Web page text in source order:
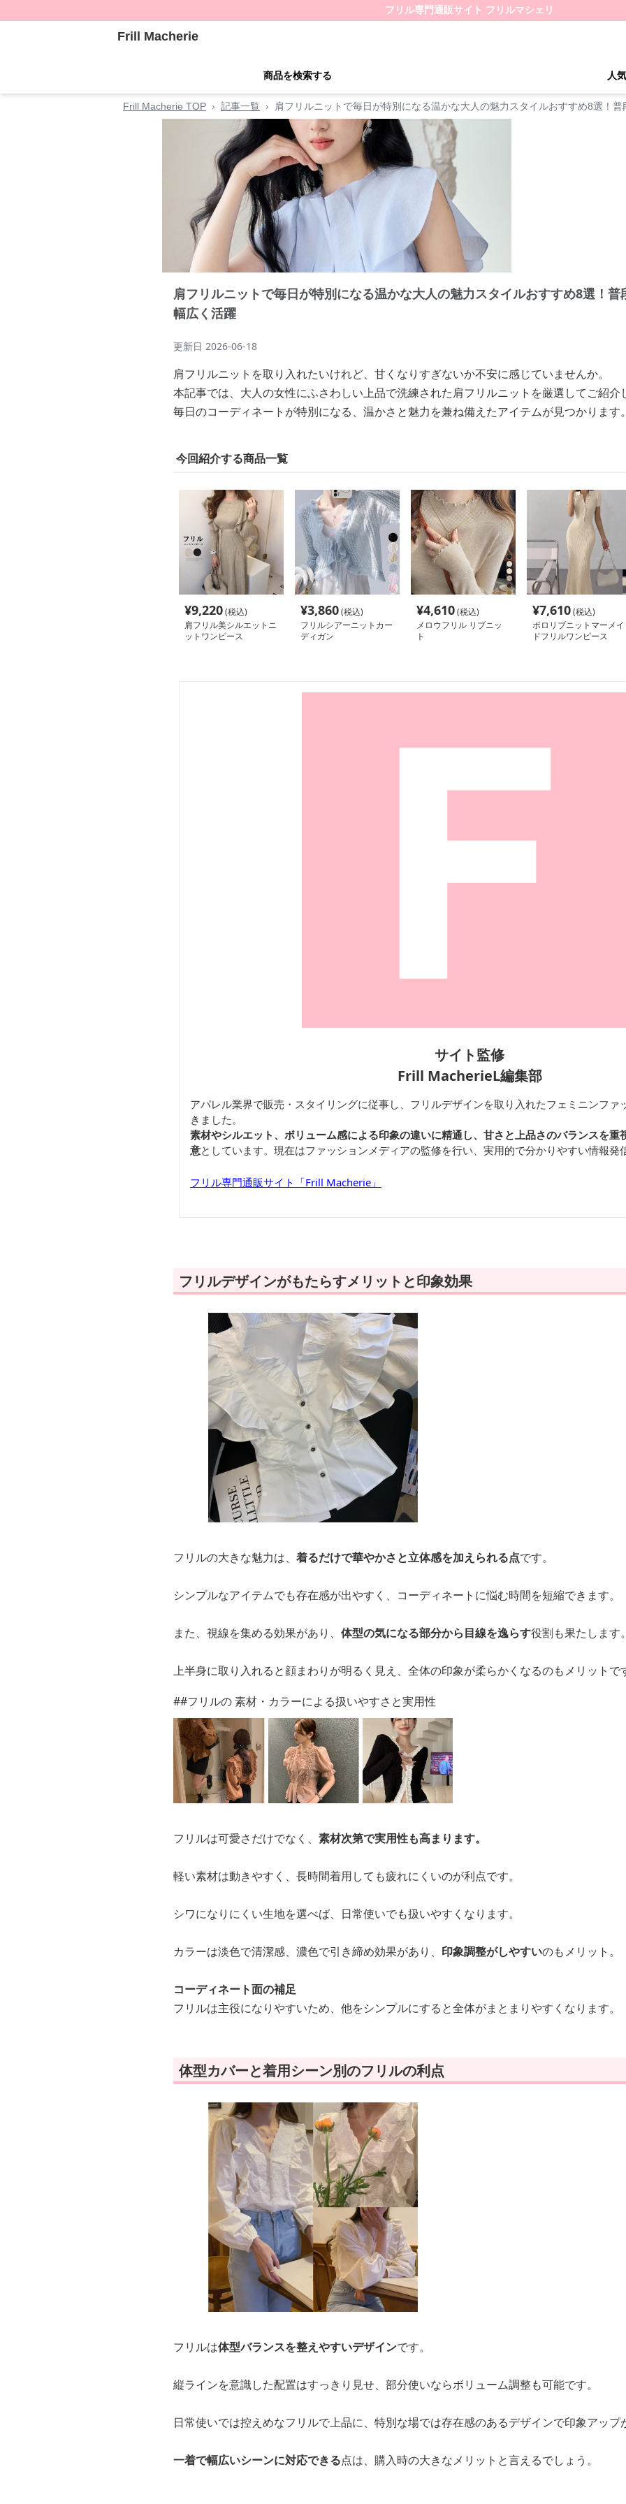
フリル専門通販サイト フリルマシェリ
Frill Macherie
商品を検索する 人
Frill Macherie TOP › 記事一覧 › 肩フリルニットで毎日が特別になる温かな大人の魅力スタイルおすすめ8選！
肩フリルニットで毎日が特別になる温かな大人の魅力スタイルおすすめ8選！
幅広く活躍
更新日 2026-06-18
肩フリルニットを取り入れたいけれど、甘くなりすぎないか不安に感じていませんか。
本記事では、大人の女性にふさわしい上品で洗練された肩フリルニットを厳選してご紹介
毎日のコーディネートが特別になる、温かさと魅力を兼ね備えたアイテムが見つかります
今回紹介する商品一覧
¥9,220(税込)
肩フリル美シルエットニ
ットワンピース
¥3,860(税込)
フリルシアーニットカー
ディガン
¥4,610(税込)
メロウフリル リブニッ
ト
¥7,610(税込)
ポロリブニットマーメイ
ドフリルワンピース
サイト監修
Frill MacherieL編集部
アパレル業界で販売・スタイリングに従事し、フリルデザインを取り入れたフェミニンファ
きました。
素材やシルエット、ボリューム感による印象の違いに精通し、甘さと上品さのバランスを重
意としています。現在はファッションメディアの監修を行い、実用的で分かりやすい情報発
フリル専門通販サイト「Frill Macherie」
フリルデザインがもたらすメリットと印象効果
フリルの大きな魅力は、 着るだけで華やかさと立体感を加えられる点です。
シンプルなアイテムでも存在感が出やすく、コーディネートに悩む時間を短縮できます。
また、視線を集める効果があり、 体型の気になる部分から目線を逸らす役割も果たします
上半身に取り入れると顔まわりが明るく見え、全体の印象が柔らかくなるのもメリットで
##フリルの 素材・カラーによる扱いやすさと実用性
フリルは可愛さだけでなく、 素材次第で実用性も高まります。
軽い素材は動きやすく、長時間着用しても疲れにくいのが利点です。
シワになりにくい生地を選べば、日常使いでも扱いやすくなります。
カラーは淡色で清潔感、濃色で引き締め効果があり、 印象調整がしやすいのもメリット。
コーディネート面の補足
フリルは主役になりやすいため、他をシンプルにすると全体がまとまりやすくなります。
体型カバーと着用シーン別のフリルの利点
フリルは体型バランスを整えやすいデザインです。
縦ラインを意識した配置はすっきり見せ、部分使いならボリューム調整も可能です。
日常使いでは控えめなフリルで上品に、特別な場では存在感のあるデザインで印象アップ
一着で幅広いシーンに対応できる点は、購入時の大きなメリットと言えるでしょう。